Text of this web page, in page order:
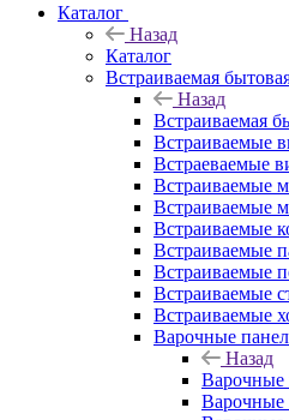
Каталог
Назад
Каталог
Встраиваемая
Назад
Встраиваемая
Встраиваемые
Встраеваемые
Встраиваемые
Встраиваемые
Встраиваемые
Встраиваемые
Встраиваемые
Встраиваемые
Встраиваемые
Варочные
Назад
Варочные
Варочные